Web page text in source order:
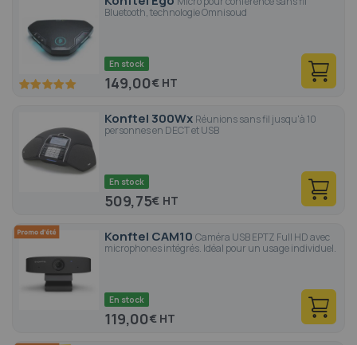
Bluetooth, technologie Omnisoud
100 100
En stock
149,00€
Konftel 300Wx Réunions sans fil jusqu'à 10
personnes en DECT et USB
En stock
509,75€
Konftel CAM10 Caméra USB EPTZ Full HD avec
microphones intégrés. Idéal pour un usage individuel.
En stock
119,00€